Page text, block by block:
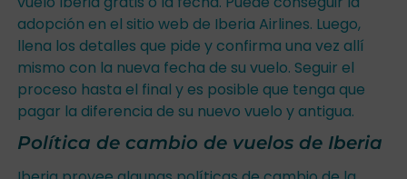
adopción en el sitio web de Iberia Airlines. Luego,
llena los detalles que pide y confirma una vez allí
mismo con la nueva fecha de su vuelo. Seguir el
proceso hasta el final y es posible que tenga que
pagar la diferencia de su nuevo vuelo y antigua.
Política de cambio de vuelos de Iberia